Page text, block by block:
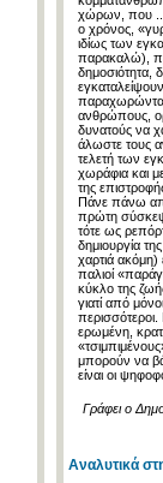
χώρων, που
ο χρόνος,
ιδίως των
παρακαλώ),
δημοσιότητα,
παραχωρώντας
ανθρώπους,
δυνατούς να
άλωστε τους
τελετή των
χωράφια και
της
Πάνε πάνω
πρώτη
τότε ως
δημιουργία
χαρτιά
παλιοί
κύκλο της
γιατί από
περισσότεροι.
ερωμένη,
μπορούν να
είναι οι
Γράφει ο
Αναλυτικά